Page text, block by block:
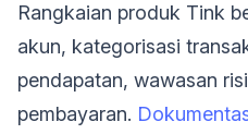
Rangkaian produk Tink
akun, kategorisasi
pendapatan, wawasan
pembayaran.